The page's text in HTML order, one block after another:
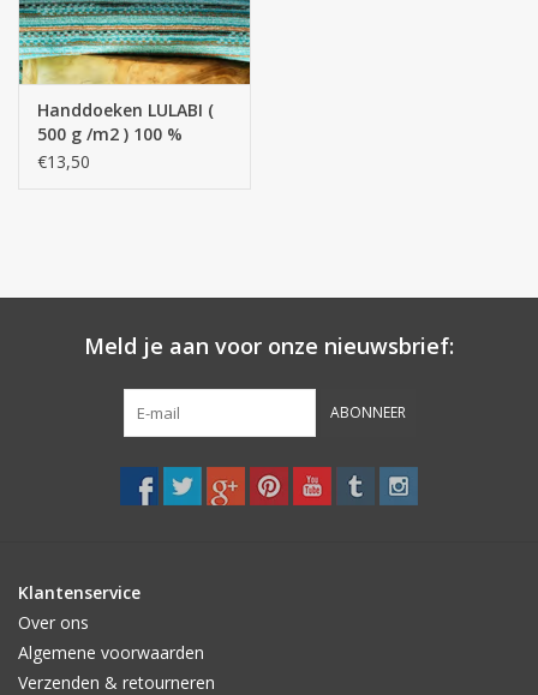
Handdoeken LULABI (
500 g /m2 ) 100 %
Egyptisch katoen -
€13,50
Meld je aan voor onze nieuwsbrief:
ABONNEER
Klantenservice
Over ons
Algemene voorwaarden
Verzenden & retourneren